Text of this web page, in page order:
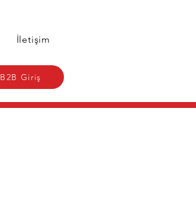
İletişim
B2B Giriş